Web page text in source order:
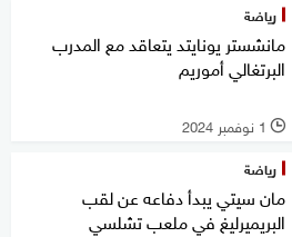
رياضة
مانشستر يونايتد يتعاقد مع المدرب
البرتغالي أموريم
l 1 نوفمبر 2024
رياضة
مان سيتي يبدأ دفاعه عن لقب
البريميرليغ في ملعب تشلسي